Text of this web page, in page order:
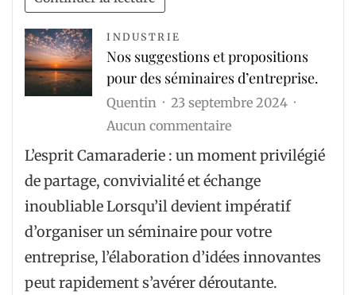
une
stratégie
d’acquisition
de
prospects
adaptée
mon
entreprise
?
INDUSTRIE
Nos suggestions et propositions
pour des séminaires d’entreprise.
Quentin
23 septembre 2024
Aucun commentairesur
Nos
propositions
pour
des
séminaires
L’esprit Camaraderie : un moment privilégié
de partage, convivialité et échange
inoubliable Lorsqu’il devient impératif
d’organiser un séminaire pour votre
entreprise, l’élaboration d’idées innovantes
peut rapidement s’avérer déroutante.